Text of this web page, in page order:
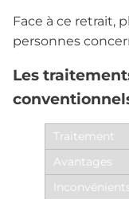
Face à ce retrait,
personnes
Les